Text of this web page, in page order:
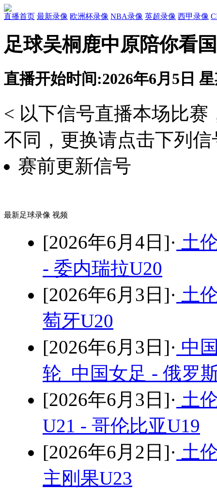
直播首页 最新录像 欧洲杯录像 NBA录像 英超录像 西甲录像
足球吴桐鹿中原陪你看
直播开始时间:2026年6月5日
< 以下信号直播本场比
不同，更换请点击下列信
赛前更新信号
最新足球录像 视频
[2026年6月4日]· 土
- 委内瑞拉U20
[2026年6月3日]· 土
萄牙U20
[2026年6月3日]· 中
轮 中国女足 - 俄罗
[2026年6月3日]· 土
U21 - 哥伦比亚U19
[2026年6月2日]· 土
主刚果U23